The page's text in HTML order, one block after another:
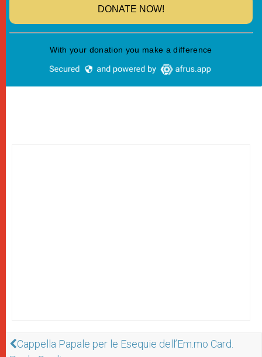
Cappella Papale per le Esequie dell’Em.mo Card.